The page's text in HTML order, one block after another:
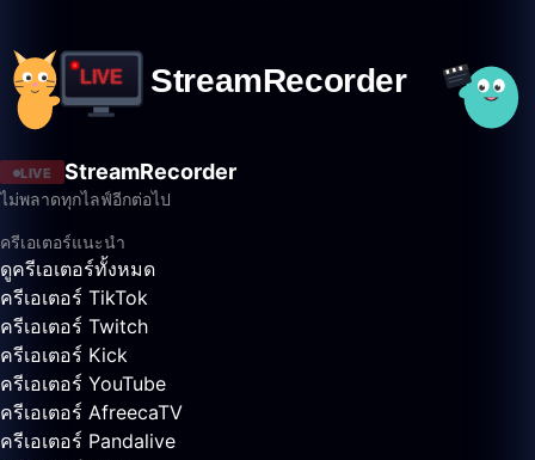
LIVE StreamRecorder
ไม่พลาดทุกไลฟ์อีกต่อไป
ครีเอเตอร์แนะนำ
ดูครีเอเตอร์ทั้งหมด
ครีเอเตอร์ TikTok
ครีเอเตอร์ Twitch
ครีเอเตอร์ Kick
ครีเอเตอร์ YouTube
ครีเอเตอร์ AfreecaTV
ครีเอเตอร์ Pandalive